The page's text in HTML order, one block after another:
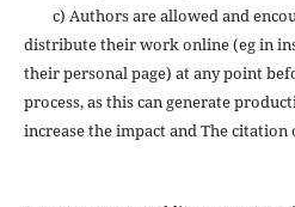
c) Authors are allowed and
distribute their work online (eg in
their personal page) at any point
process, as this can generate
increase the impact and The